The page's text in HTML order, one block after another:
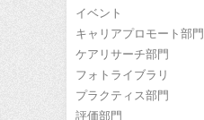
イベント
キャリアプロモート部門
ケアリサーチ部門
フォトライブラリ
プラクティス部門
評価部門